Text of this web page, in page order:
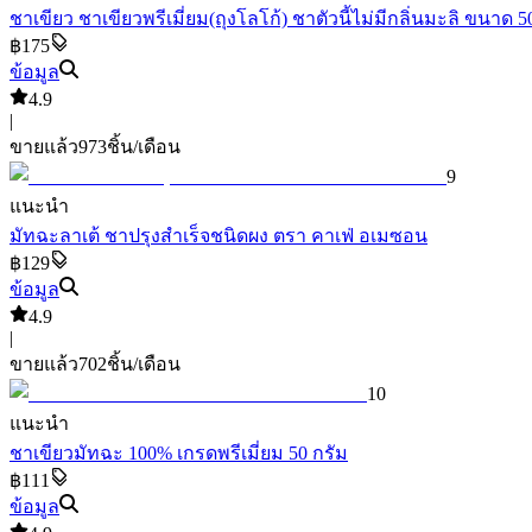
ชาเขียว ชาเขียวพรีเมี่ยม(ถุงโลโก้) ชาตัวนี้ไม่มีกลิ่นมะลิ ขนาด
฿175
ข้อมูล
4.9
|
ขายแล้ว973ชิ้น/เดือน
9
แนะนำ
มัทฉะลาเต้ ชาปรุงสำเร็จชนิดผง ตรา คาเฟ่ อเมซอน
฿129
ข้อมูล
4.9
|
ขายแล้ว702ชิ้น/เดือน
10
แนะนำ
ชาเขียวมัทฉะ 100% เกรดพรีเมี่ยม 50 กรัม
฿111
ข้อมูล